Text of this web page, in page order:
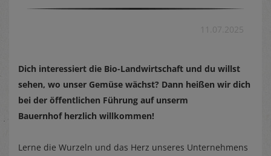
11.07.2025
Dich interessiert die Bio-Landwirtschaft und du willst
sehen, wo unser Gemüse wächst? Dann heißen wir dich
bei der öffentlichen Führung auf unserm
Bauernhof herzlich willkommen!
Lerne die Wurzeln und das Herz unseres Unternehmens